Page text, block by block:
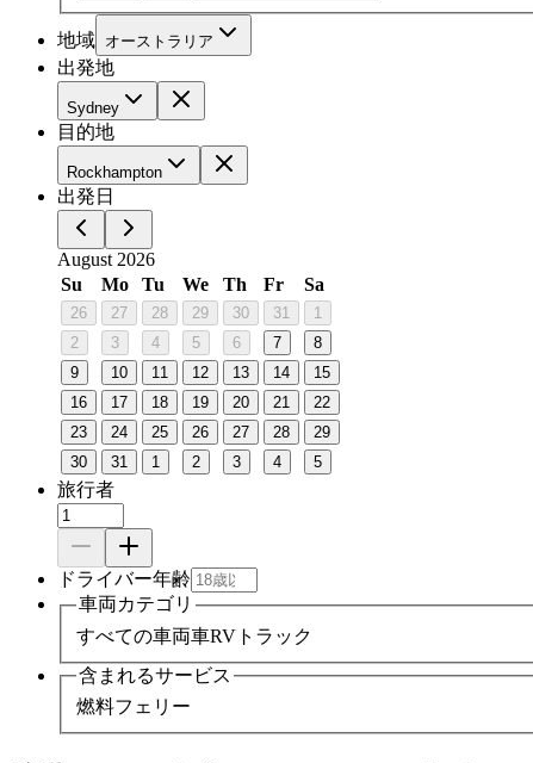
地域 オーストラリア
出発地
Sydney
目的地
Rockhampton
出発日
August 2026
Su
Mo Tu We Th Fr Sa
26 27 28 29 30 31
1
2
3 4 5 6 7
8
9
10 11 12 13 14
15
16
17 18 19 20 21
22
23
24 25 26 27 28
29
30
31 1 2 3 4 5
旅行者
ドライバー年齢
車両カテゴリ
すべての車両車RV トラック
含まれるサービス
燃料フェリー